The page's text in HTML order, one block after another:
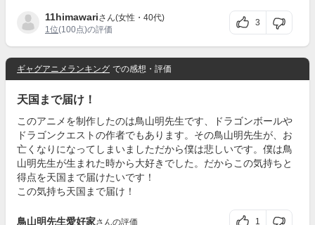
11himawariさん(女性・40代)
1位(100点)の評価
3
ギャグアニメランキング での感想・評価
天国まで届け！
このアニメを制作したのは鳥山明先生です、ドラゴンボールや
ドラゴンクエストの作者でもあります。その鳥山明先生が、お
亡くなりになってしまいましただから僕は悲しいです。僕は鳥
山明先生が生まれた時から大好きでした。だからこの気持ちと
得点を天国まで届けたいです！
この気持ち天国まで届け！
鳥山明先生愛好家さんの評価 1